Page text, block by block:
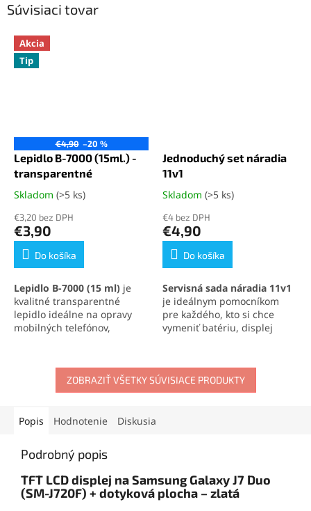
Súvisiaci tovar
Akcia
Tip
€4,90 –20 %
Lepidlo B-7000 (15ml.) -
transparentné
Priemerné
produktu
je
5,0
hviezdičiek.
Skladom (>5 ks)
€3,20 bez DPH
€3,90
Do košíka
Lepidlo B-7000 (15 ml) je
kvalitné transparentné
lepidlo ideálne na opravy
mobilných telefónov,
no pružný spoj, ktorý
odoláva otrasom, vode aj
oderu. Vďaka presnej
jednoducho nanáša aj na
Jednoduchý set náradia
11v1
Priemerné
produktu
je
5,0
hviezdičiek.
Skladom (>5 ks)
€4 bez DPH
€4,90
Do košíka
Servisná sada náradia 11v1
je ideálnym pomocníkom
pre každého, kto si chce
vymeniť batériu, displej
Obsahuje skrutkovače,
otváracie nástroje, prísavku
aj vyberač SIM karty. Vďaka
ZOBRAZIŤ VŠETKY SÚVISIACE PRODUKTY
Popis Hodnotenie Diskusia
Podrobný popis
TFT LCD displej na Samsung Galaxy J7 Duo
(SM-J720F) + dotyková plocha – zlatá